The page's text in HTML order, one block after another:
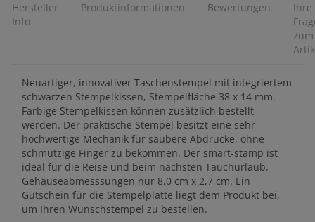
Hersteller
Info
Produktinformationen Bewertungen
Ihre
zum
Neuartiger, innovativer Taschenstempel mit integriertem
schwarzen Stempelkissen, Stempelfläche 38 x 14 mm.
Farbige Stempelkissen können zusätzlich bestellt
werden. Der praktische Stempel besitzt eine sehr
hochwertige Mechanik für saubere Abdrücke, ohne
schmutzige Finger zu bekommen. Der smart-stamp ist
ideal für die Reise und beim nächsten Tauchurlaub.
Gehäuseabmesssungen nur 8,0 cm x 2,7 cm. Ein
Gutschein für die Stempelplatte liegt dem Produkt bei,
um Ihren Wunschstempel zu bestellen.